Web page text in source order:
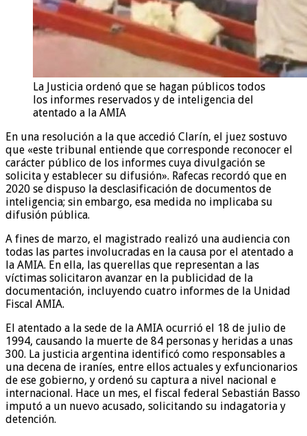
La Justicia ordenó que se hagan públicos todos
los informes reservados y de inteligencia del
atentado a la AMIA
En una resolución a la que accedió Clarín, el juez sostuvo
que «este tribunal entiende que corresponde reconocer el
carácter público de los informes cuya divulgación se
solicita y establecer su difusión». Rafecas recordó que en
2020 se dispuso la desclasificación de documentos de
inteligencia; sin embargo, esa medida no implicaba su
difusión pública.
A fines de marzo, el magistrado realizó una audiencia con
todas las partes involucradas en la causa por el atentado a
la AMIA. En ella, las querellas que representan a las
víctimas solicitaron avanzar en la publicidad de la
documentación, incluyendo cuatro informes de la Unidad
Fiscal AMIA.
El atentado a la sede de la AMIA ocurrió el 18 de julio de
1994, causando la muerte de 84 personas y heridas a unas
300. La justicia argentina identificó como responsables a
una decena de iraníes, entre ellos actuales y exfuncionarios
de ese gobierno, y ordenó su captura a nivel nacional e
internacional. Hace un mes, el fiscal federal Sebastián Basso
imputó a un nuevo acusado, solicitando su indagatoria y
detención.